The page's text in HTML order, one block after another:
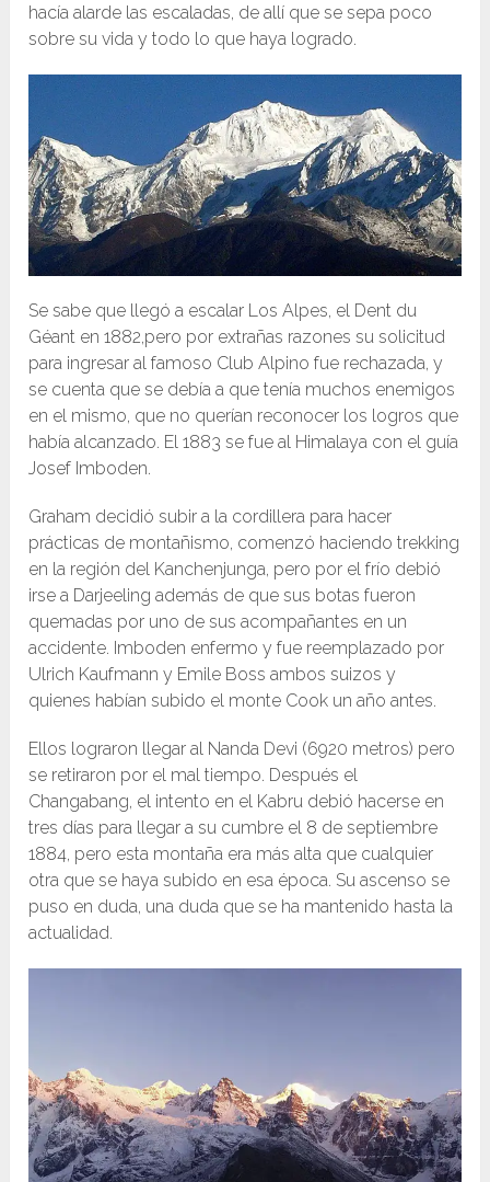
hacía alarde las escaladas, de allí que se sepa poco
sobre su vida y todo lo que haya logrado.
Se sabe que llegó a escalar Los Alpes, el Dent du
Géant en 1882,pero por extrañas razones su solicitud
para ingresar al famoso Club Alpino fue rechazada, y
se cuenta que se debía a que tenía muchos enemigos
en el mismo, que no querían reconocer los logros que
había alcanzado. El 1883 se fue al Himalaya con el guía
Josef Imboden.
Graham decidió subir a la cordillera para hacer
prácticas de montañismo, comenzó haciendo trekking
en la región del Kanchenjunga, pero por el frío debió
irse a Darjeeling además de que sus botas fueron
quemadas por uno de sus acompañantes en un
accidente. Imboden enfermo y fue reemplazado por
Ulrich Kaufmann y Emile Boss ambos suizos y
quienes habían subido el monte Cook un año antes.
Ellos lograron llegar al Nanda Devi (6920 metros) pero
se retiraron por el mal tiempo. Después el
Changabang, el intento en el Kabru debió hacerse en
tres días para llegar a su cumbre el 8 de septiembre
1884, pero esta montaña era más alta que cualquier
otra que se haya subido en esa época. Su ascenso se
puso en duda, una duda que se ha mantenido hasta la
actualidad.